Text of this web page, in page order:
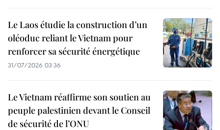
Le Laos étudie la construction d’un
oléoduc reliant le Vietnam pour
renforcer sa sécurité énergétique
31/07/2026 03:36
Le Vietnam réaffirme son soutien au
peuple palestinien devant le Conseil
de sécurité de l’ONU